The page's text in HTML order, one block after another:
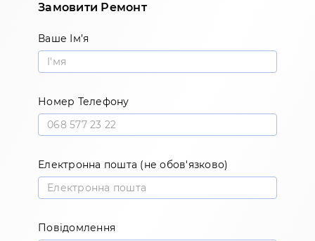
Замовити Ремонт
Ваше Ім’я
Номер Телефону
Електронна пошта (не обов'язково)
Повідомлення